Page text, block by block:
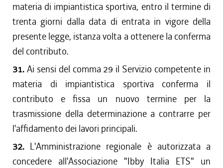
materia di impiantistica sportiva, entro il termine di
trenta giorni dalla data di entrata in vigore della
presente legge, istanza volta a ottenere la conferma
del contributo.
31. Ai sensi del comma 29 il Servizio competente in
materia di impiantistica sportiva conferma il
contributo e fissa un nuovo termine per la
trasmissione della determinazione a contrarre per
l'affidamento dei lavori principali.
32. L'Amministrazione regionale è autorizzata a
concedere all'Associazione "Ibby Italia ETS" un